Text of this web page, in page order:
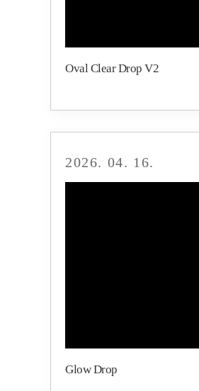
Oval Clear Drop V2
2026. 04. 16.
Glow Drop